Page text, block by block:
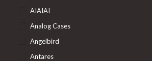
AIAIAI
Analog Cases
Angelbird
Antares